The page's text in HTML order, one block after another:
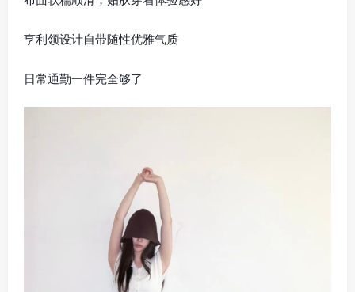
亨利领设计自带随性优雅气质
日常通勤一件完全够了